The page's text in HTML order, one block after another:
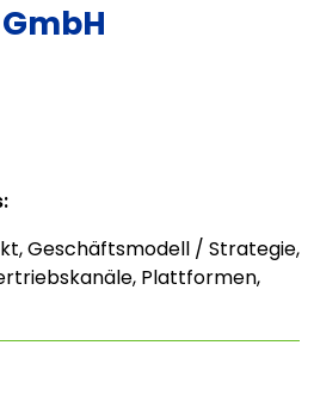
Geschäftsmodell / Strategie,
Plattformen,